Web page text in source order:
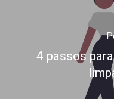
4 passos